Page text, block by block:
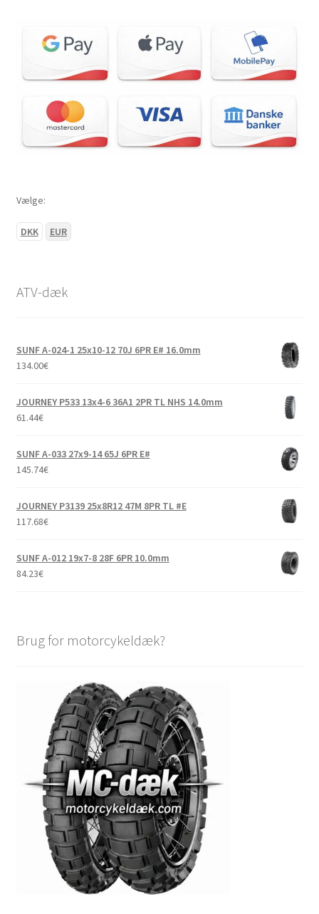
Vælge:
DKK EUR
ATV-dæk
SUNF A-024-1 25x10-12 70J 6PR E# 16.0mm
134.00€
JOURNEY P533 13x4-6 36A1 2PR TL NHS 14.0mm
61.44€
SUNF A-033 27x9-14 65J 6PR E#
145.74€
JOURNEY P3139 25x8R12 47M 8PR TL #E
117.68€
SUNF A-012 19x7-8 28F 6PR 10.0mm
84.23€
Brug for motorcykeldæk?